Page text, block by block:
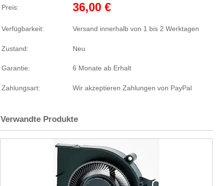
Preis: 36,00 €
Verfügbarkeit: Versand innerhalb von 1 bis 2 Werktagen
Zustand: Neu
Garantie: 6 Monate ab Erhalt
Zahlungsart: Wir akzeptieren Zahlungen von PayPal
Verwandte Produkte